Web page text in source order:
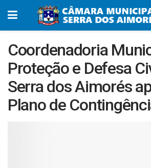
Coordenadoria
Proteção e Defesa
Serra dos Aimorés
Plano de